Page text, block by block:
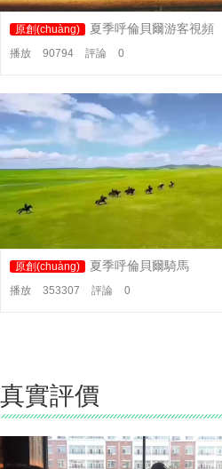
原創(chuàng) 夏季呼倫貝爾游客視頻
播放 90794 評論 0
原創(chuàng) 夏季呼倫貝爾騎馬
播放 353307 評論 0
真實評價